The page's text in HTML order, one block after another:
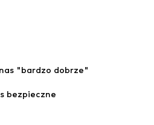
"bardzo dobrze"
bezpieczne